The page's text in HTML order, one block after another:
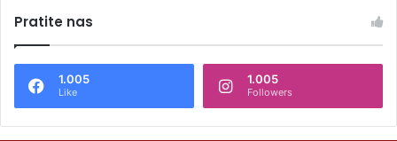
Pratite nas
1.005
Like
1.005
Followers